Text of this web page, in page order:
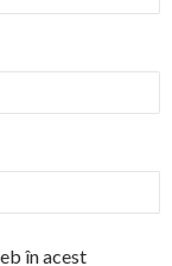
în acest